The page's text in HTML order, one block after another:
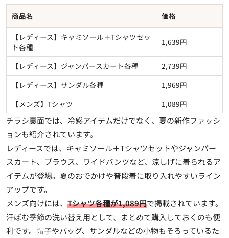
商品名 価格
【レディース】キャミソール＋Tシャツセッ
ト各種
1,639円
【レディース】ジャンパースカート各種
2,739円
【レディース】サンダル各種
1,969円
【メンズ】Tシャツ
1,089円
チラシ裏面では、冷感アイテムだけでなく、夏の新作ファッシ
ョンも紹介されています。
レディースでは、キャミソール＋Tシャツセットやジャンパー
スカート、ブラウス、ワイドパンツなど、涼しげに着られるア
イテムが登場。夏のおでかけや普段着に取り入れやすいライン
アップです。
メンズ向けには、 Tシャツ各種が1,089円で掲載されています。
汗ばむ季節の洗い替え用として、まとめて購入しておくのも便
利です。帽子やバッグ、サンダルなどの小物もそろっているた